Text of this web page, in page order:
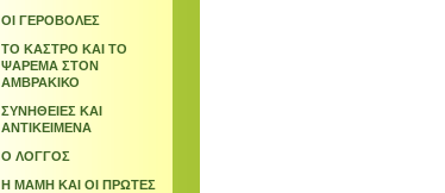
ΟΙ ΓΕΡΟΒΟΛΕΣ
ΤΟ ΚΑΣΤΡΟ ΚΑΙ ΤΟ
ΨΑΡΕΜΑ ΣΤΟΝ
ΑΜΒΡΑΚΙΚΟ
ΣΥΝΗΘΕΙΕΣ ΚΑΙ
ΑΝΤΙΚΕΙΜΕΝΑ
Ο ΛΟΓΓΟΣ
Η ΜΑΜΗ ΚΑΙ ΟΙ ΠΡΩΤΕΣ